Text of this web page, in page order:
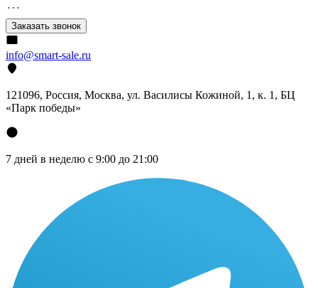
Заказать звонок
info@smart-sale.ru
121096, Россия, Москва, ул. Василисы Кожиной, 1, к. 1, БЦ
«Парк победы»
7 дней в неделю с 9:00 до 21:00